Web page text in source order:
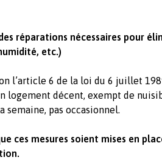
réparations nécessaires pour
etc.)
l’article 6 de la loi du 6 juillet
logement décent, exempt de
semaine, pas occasionnel.
ces mesures soient mises en